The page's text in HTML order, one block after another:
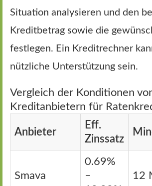
Situation analysieren und den
Kreditbetrag sowie die
festlegen. Ein Kreditrechner
nützliche Unterstützung sein.
Vergleich der Konditionen
Kreditanbietern für
Anbieter
Eff.
Zinssatz
Smava
0.69%
–
12